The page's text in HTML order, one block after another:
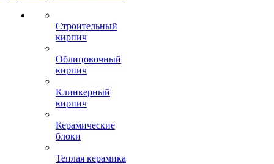
Строительный
кирпич
Облицовочный
кирпич
Клинкерный
кирпич
Керамические
блоки
Теплая керамика